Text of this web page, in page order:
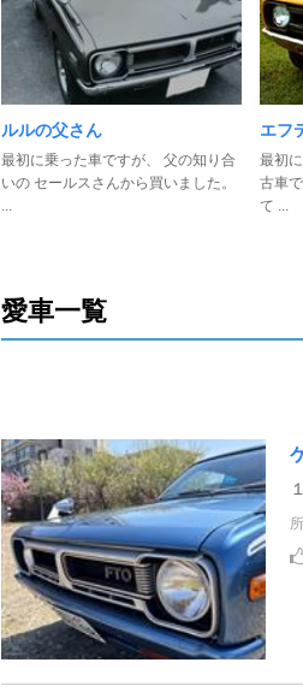
ルルの父さん
最初に乗った車ですが、 父の知り合
いの セールスさんから買いました。
...
エフ
最初
古車
て ...
愛車一覧